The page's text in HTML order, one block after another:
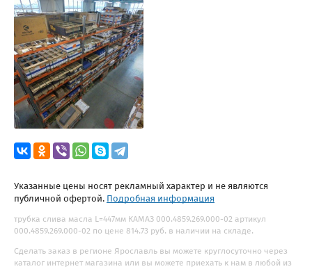
Указанные цены носят рекламный характер и не являются
публичной офертой. Подробная информация
трубка слива масла L=447мм КАМАЗ 000.4859.269.000-02 артикул
000.4859.269.000-02 по цене 814.73 руб. в наличии на складе.
Сделать заказ в регионе Ярославль вы можете круглосуточно через
каталог интернет магазина или вы можете приехать к нам в любой из